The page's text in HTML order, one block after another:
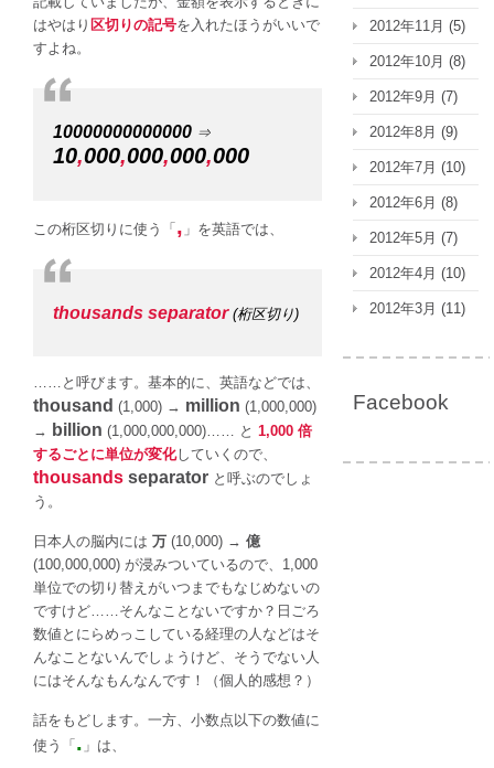
はやはり 区切りの記号を入れたほうがいいで
すよね。
10000000000000 ⇒
10,000,000,000,000
この桁区切りに使う「 , 」を英語では、
thousands separator(桁区切り)
……と呼びます。基本的に、英語などでは、
thousand (1,000) → million (1,000,000)
→ billion (1,000,000,000)…… と 1,000 倍
するごとに単位が変化していくので、
thousands separator と呼ぶのでしょ
う。
日本人の脳内には 万 (10,000) → 億
(100,000,000) が浸みついているので、1,000
単位での切り替えがいつまでもなじめないの
ですけど……そんなことないですか？日ごろ
数値とにらめっこしている経理の人などはそ
んなことないんでしょうけど、そうでない人
にはそんなもんなんです！（個人的感想？）
話をもどします。一方、小数点以下の数値に
使う「 . 」は、
2012年11月 (5)
2012年10月 (8)
2012年9月 (7)
2012年8月 (9)
2012年7月 (10)
2012年6月 (8)
2012年5月 (7)
2012年4月 (10)
2012年3月 (11)
Facebook